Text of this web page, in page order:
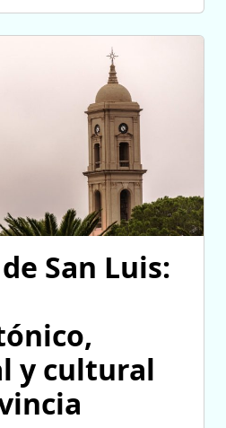
San Luis:
y cultural